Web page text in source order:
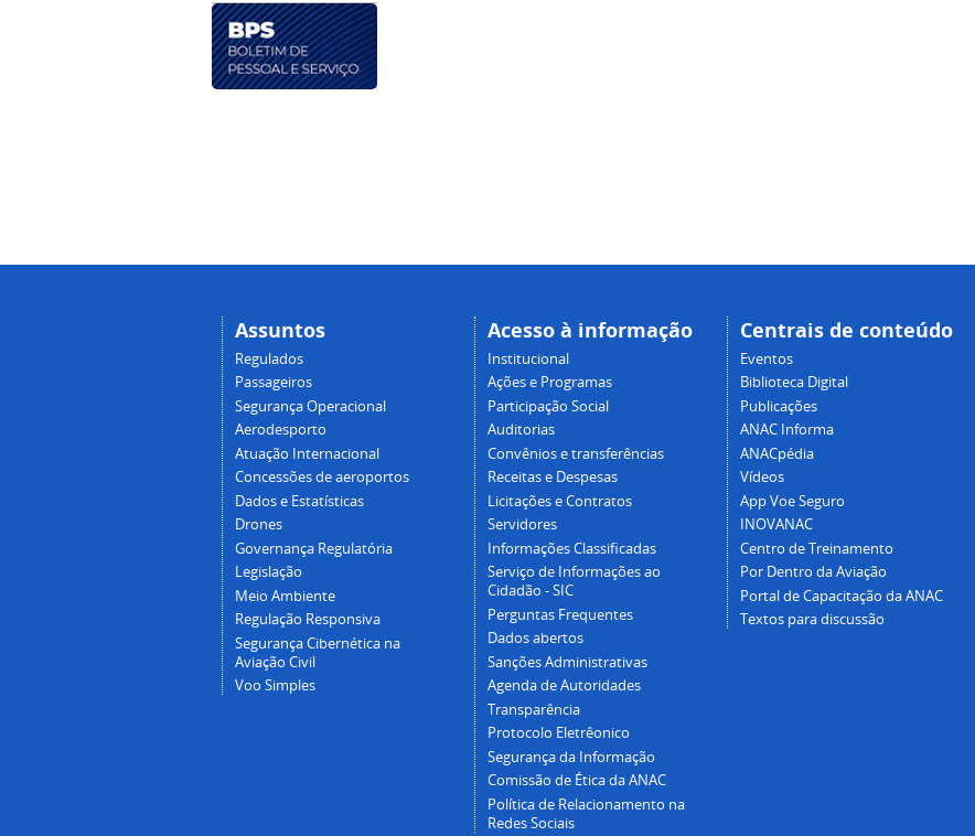
Assuntos
Regulados
Passageiros
Segurança Operacional
Aerodesporto
Atuação Internacional
Concessões de aeroportos
Dados e Estatísticas
Drones
Governança Regulatória
Legislação
Meio Ambiente
Regulação Responsiva
Segurança Cibernética na
Aviação Civil
Voo Simples
Acesso à informação
Institucional
Ações e Programas
Participação Social
Auditorias
Convênios e transferências
Receitas e Despesas
Licitações e Contratos
Servidores
Informações Classificadas
Serviço de Informações ao
Cidadão - SIC
Perguntas Frequentes
Dados abertos
Sanções Administrativas
Agenda de Autoridades
Transparência
Protocolo Eletrêonico
Segurança da Informação
Comissão de Ética da ANAC
Política de Relacionamento na
Redes Sociais
Centrais de conteúdo
Eventos
Biblioteca Digital
Publicações
ANAC Informa
ANACpédia
Vídeos
App Voe Seguro
INOVANAC
Centro de Treinamento
Por Dentro da Aviação
Portal de Capacitação da ANAC
Textos para discussão